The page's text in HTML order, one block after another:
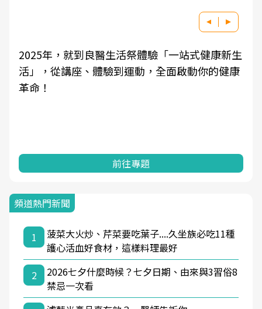
2025年，就到良醫生活祭體驗「一站式健康新生
活」，從講座、體驗到運動，全面啟動你的健康
革命！
前往專題
頻道熱門新聞
1
菠菜大火炒、芹菜要吃葉子....久坐族必吃11種
護心活血好食材，這樣料理最好
2
2026七夕什麼時候？七夕日期、由來與3習俗8
禁忌一次看